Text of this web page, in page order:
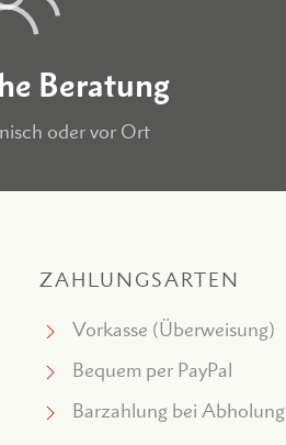
Beratung
oder vor Ort
ZAHLUNGSARTEN
Vorkasse (Überweisung)
Bequem per PayPal
Barzahlung bei Abholung